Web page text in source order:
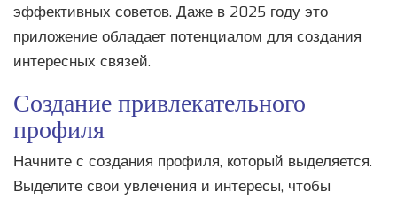
эффективных советов. Даже в 2025 году это
приложение обладает потенциалом для создания
интересных связей.
Создание привлекательного
профиля
Начните с создания профиля, который выделяется.
Выделите свои увлечения и интересы, чтобы